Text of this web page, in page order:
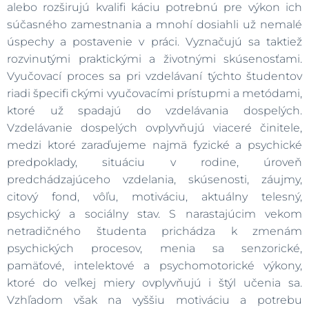
alebo rozširujú kvalifi káciu potrebnú pre výkon ich
súčasného zamestnania a mnohí dosiahli už nemalé
úspechy a postavenie v práci. Vyznačujú sa taktiež
rozvinutými praktickými a životnými skúsenosťami.
Vyučovací proces sa pri vzdelávaní týchto študentov
riadi špecifi ckými vyučovacími prístupmi a metódami,
ktoré už spadajú do vzdelávania dospelých.
Vzdelávanie dospelých ovplyvňujú viaceré činitele,
medzi ktoré zaraďujeme najmä fyzické a psychické
predpoklady, situáciu v rodine, úroveň
predchádzajúceho vzdelania, skúsenosti, záujmy,
citový fond, vôľu, motiváciu, aktuálny telesný,
psychický a sociálny stav. S narastajúcim vekom
netradičného študenta prichádza k zmenám
psychických procesov, menia sa senzorické,
pamäťové, intelektové a psychomotorické výkony,
ktoré do veľkej miery ovplyvňujú i štýl učenia sa.
Vzhľadom však na vyššiu motiváciu a potrebu